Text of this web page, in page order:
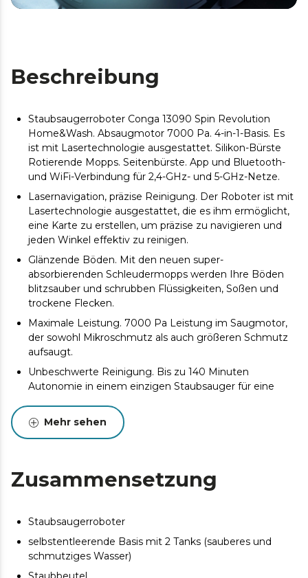
Beschreibung
Staubsaugerroboter Conga 13090 Spin Revolution
Home&Wash. Absaugmotor 7000 Pa. 4-in-1-Basis. Es
ist mit Lasertechnologie ausgestattet. Silikon-Bürste
Rotierende Mopps. Seitenbürste. App und Bluetooth-
und WiFi-Verbindung für 2,4-GHz- und 5-GHz-Netze.
Lasernavigation, präzise Reinigung. Der Roboter ist mit
Lasertechnologie ausgestattet, die es ihm ermöglicht,
eine Karte zu erstellen, um präzise zu navigieren und
jeden Winkel effektiv zu reinigen.
Glänzende Böden. Mit den neuen super-
absorbierenden Schleudermopps werden Ihre Böden
blitzsauber und schrubben Flüssigkeiten, Soßen und
trockene Flecken.
Maximale Leistung. 7000 Pa Leistung im Saugmotor,
der sowohl Mikroschmutz als auch größeren Schmutz
aufsaugt.
Unbeschwerte Reinigung. Bis zu 140 Minuten
Autonomie in einem einzigen Staubsauger für eine
leer ist, kehrt er automatisch zur Basis zurück, um sich
aufzuladen, und macht dann dort weiter, wo er
Silikondesigns ist er ideal für Haushalte mit Haustieren
geeignet, da er verhindert, dass die Haare unordentlich
Die Basis ist völlig autonom. Die Basis entleert sich
selbst von Staub, reinigt die Mopps, trocknet sie und
fängt das Schmutzwasser nach der Reinigung auf.
Mehr sehen
Zusammensetzung
Staubsaugerroboter
selbstentleerende Basis mit 2 Tanks (sauberes und
schmutziges Wasser)